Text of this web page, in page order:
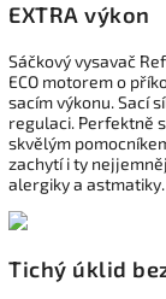
EXTRA výkon
Sáčkový vysavač
ECO motorem o
sacím výkonu. Sací
regulaci. Perfektně
skvělým
zachytí i ty
alergiky a astmatiky.
Tichý úklid